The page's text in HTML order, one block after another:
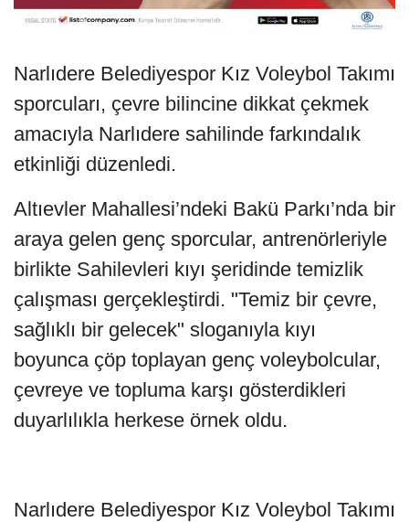
Narlıdere Belediyespor Kız Voleybol Takımı
sporcuları, çevre bilincine dikkat çekmek
amacıyla Narlıdere sahilinde farkındalık
etkinliği düzenledi.
Altıevler Mahallesi’ndeki Bakü Parkı’nda bir
araya gelen genç sporcular, antrenörleriyle
birlikte Sahilevleri kıyı şeridinde temizlik
çalışması gerçekleştirdi. "Temiz bir çevre,
sağlıklı bir gelecek" sloganıyla kıyı
boyunca çöp toplayan genç voleybolcular,
çevreye ve topluma karşı gösterdikleri
duyarlılıkla herkese örnek oldu.
Narlıdere Belediyespor Kız Voleybol Takımı